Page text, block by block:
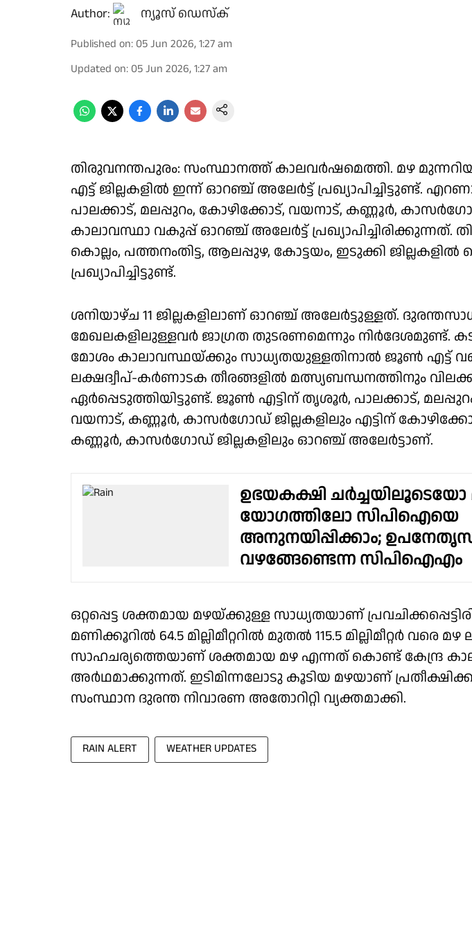
Author: ന്യൂസ് ഡെസ്ക്
Published on: 05 Jun 2026, 1:27 am
Updated on: 05 Jun 2026, 1:27 am
തിരുവനന്തപുരം: സംസ്ഥാനത്ത് കാലവർഷമെത്തി. മഴ
എട്ട് ജില്ലകളിൽ ഇന്ന് ഓറഞ്ച് അലേർട്ട് പ്രഖ്യാപിച്ചിട്ടുണ്ട്.
പാലക്കാട്, മലപ്പുറം, കോഴിക്കോട്, വയനാട്, കണ്ണൂർ,
കാലാവസ്ഥാ വകുപ്പ് ഓറഞ്ച് അലേർട്ട് പ്രഖ്യാപിച്ചിരിക്കുന്നത്.
കൊല്ലം, പത്തനംതിട്ട, ആലപ്പുഴ, കോട്ടയം, ഇടുക്കി ജില്ലകളിൽ
പ്രഖ്യാപിച്ചിട്ടുണ്ട്.
ശനിയാഴ്ച 11 ജില്ലകളിലാണ് ഓറഞ്ച് അലേർട്ടുള്ളത്.
മേഖലകളിലുള്ളവർ ജാഗ്രത തുടരണമെന്നും നിർദേശമുണ്ട്.
മോശം കാലാവസ്ഥയ്ക്കും സാധ്യതയുള്ളതിനാൽ ജൂൺ എട്ട്
ലക്ഷദ്വീപ്-കർണാടക തീരങ്ങളിൽ മത്സ്യബന്ധനത്തിനും
ഏർപ്പെടുത്തിയിട്ടുണ്ട്. ജൂൺ എട്ടിന് തൃശൂർ, പാലക്കാട്,
വയനാട്, കണ്ണൂർ, കാസർഗോഡ് ജില്ലകളിലും എട്ടിന്
കണ്ണൂർ, കാസർഗോഡ് ജില്ലകളിലും ഓറഞ്ച് അലേർട്ടാണ്.
ഉഭയകക്ഷി
യോഗത്തിലോ സിപിഐയെ
അനുനയിപ്പിക്കാം;
വഴങ്ങേണ്ടെന്ന സിപിഐഎം
ഒറ്റപ്പെട്ട ശക്തമായ മഴയ്ക്കുള്ള സാധ്യതയാണ്
മണിക്കൂറിൽ 64.5 മില്ലിമീറ്ററിൽ മുതൽ 115.5 മില്ലിമീറ്റർ വരെ
സാഹചര്യത്തെയാണ് ശക്തമായ മഴ എന്നത് കൊണ്ട് കേന്ദ്ര
അർഥമാക്കുന്നത്. ഇടിമിന്നലോടു കൂടിയ മഴയാണ്
സംസ്ഥാന ​ദുരന്ത നിവാരണ അതോറിറ്റി വ്യക്തമാക്കി.
RAIN ALERT WEATHER UPDATES